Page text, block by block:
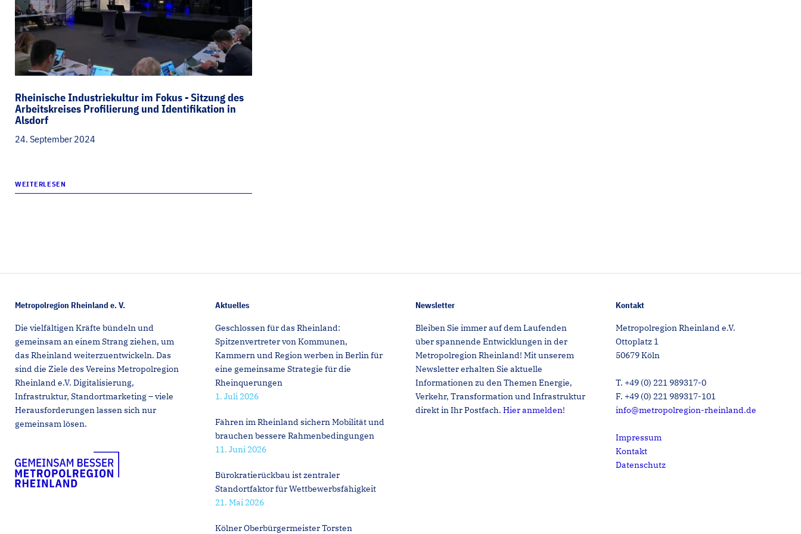
Rheinische Industriekultur im Fokus - Sitzung des
Arbeitskreises Profilierung und Identifikation in
Alsdorf
24. September 2024
WEITERLESEN
Metropolregion Rheinland e. V.
Die vielfältigen Kräfte bündeln und
gemeinsam an einem Strang ziehen, um
das Rheinland weiterzuentwickeln. Das
sind die Ziele des Vereins Metropolregion
Rheinland e.V. Digitalisierung,
Infrastruktur, Standortmarketing – viele
Herausforderungen lassen sich nur
gemeinsam lösen.
Aktuelles
Geschlossen für das Rheinland:
Spitzenvertreter von Kommunen,
Kammern und Region werben in Berlin für
eine gemeinsame Strategie für die
Rheinquerungen
1. Juli 2026
Fähren im Rheinland sichern Mobilität und
brauchen bessere Rahmenbedingungen
11. Juni 2026
Bürokratierückbau ist zentraler
Standortfaktor für Wettbewerbsfähigkeit
21. Mai 2026
Kölner Oberbürgermeister Torsten
Newsletter
Bleiben Sie immer auf dem Laufenden
über spannende Entwicklungen in der
Metropolregion Rheinland! Mit unserem
Newsletter erhalten Sie aktuelle
Informationen zu den Themen Energie,
Verkehr, Transformation und Infrastruktur
direkt in Ihr Postfach. Hier anmelden!
Kontakt
Metropolregion Rheinland e.V.
Ottoplatz 1
50679 Köln
T. +49 (0) 221 989317-0
F. +49 (0) 221 989317-101
info@metropolregion-rheinland.de
Impressum
Kontakt
Datenschutz